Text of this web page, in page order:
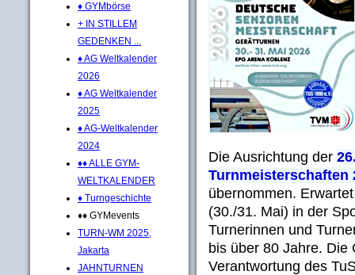
♦ GYMbörse
+ IN STILLEM
GEDENKEN ...
♦ AG Weltkalender
2026
♦ AG Weltkalender
2025
♦ AG-Weltkalender
2024
♦♦ ALLE GYM-
WELTKALENDER
♦ Turngeschichte
♦♦ GYMevents
TURN-WM 2025,
Jakarta
JAHNTURNEN
Die Ausrichtung der
Turnmeisterschaften
übernommen.
(30./31. Mai) in der
Turnerinnen und
bis über 80 Jahre. Die
Verantwortung des